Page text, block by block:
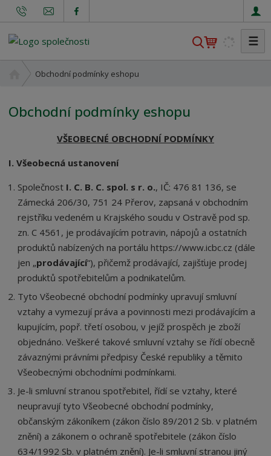
V
t
☰
v
d
t
a
n
a
Obchodní podmínky eshopu
Obchodní podmínky eshopu
VŠEOBECNÉ OBCHODNÍ PODMÍNKY
I. Všeobecná ustanovení
Společnost I. C. B. C. spol. s r. o., IČ: 476 81 136, se
Zámecká 206/30, 751 24 Přerov, zapsaná v obchodním
rejstříku vedeném u Krajského soudu v Ostravě pod sp.
zn. C 4561, je prodávajícím potravin, nápojů a ostatních
produktů nabízených na portálu https://www.icbc.cz (dále
jen „prodávající“), přičemž prodávající, zajišťuje prodej
produktů spotřebitelům a podnikatelům.
Tyto Všeobecné obchodní podmínky upravují smluvní
vztahy a vymezují práva a povinnosti mezi prodávajícím a
kupujícím, popř. třetí osobou, v jejíž prospěch je zboží
objednáno. Veškeré takové smluvní vztahy se řídí obecně
závaznými právními předpisy České republiky a těmito
Všeobecnými obchodními podmínkami.
Je-li smluvní stranou spotřebitel, řídí se vztahy, které
neupravují tyto Všeobecné obchodní podmínky,
občanským zákoníkem (zákon číslo 89/2012 Sb. v platném
znění) a zákonem o ochraně spotřebitele (zákon číslo
634/1992 Sb. v platném znění). Je-li smluvní stranou jiný